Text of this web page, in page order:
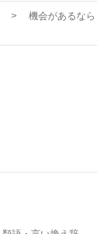
>
機会があるなら